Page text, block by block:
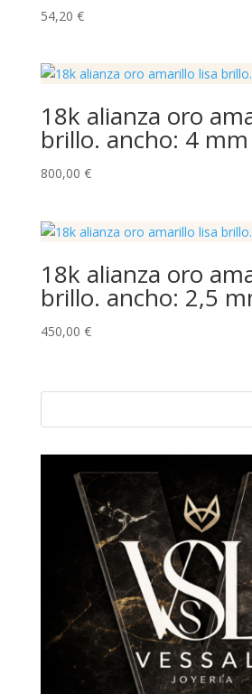
54,20 €
18k alianza oro
brillo. ancho: 4 mm
800,00 €
18k alianza oro
brillo. ancho: 2,5
450,00 €